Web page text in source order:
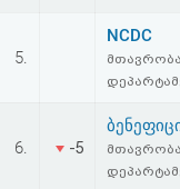
სალიცენზიო
შეთანხმება
5.
NCDC
6. -5